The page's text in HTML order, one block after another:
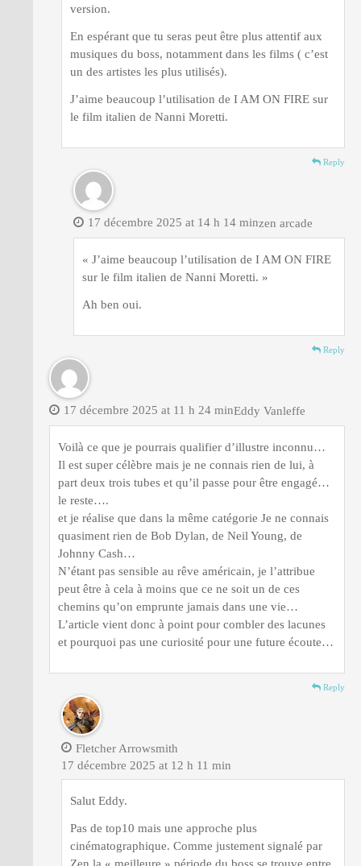
version.
En espérant que tu seras peut être plus attentif aux
musiques du boss, notamment dans les films ( c’est
un des artistes les plus utilisés).
J’aime beaucoup l’utilisation de I AM ON FIRE sur
le film italien de Nanni Moretti.
Reply
zen arcade
17 décembre 2025 at 14 h 14 min
« J’aime beaucoup l’utilisation de I AM ON FIRE
sur le film italien de Nanni Moretti. »
Ah ben oui.
Reply
Eddy Vanleffe
17 décembre 2025 at 11 h 24 min
Voilà ce que je pourrais qualifier d’illustre inconnu…
Il est super célèbre mais je ne connais rien de lui, à
part deux trois tubes et qu’il passe pour être engagé…
le reste….
et je réalise que dans la même catégorie Je ne connais
quasiment rien de Bob Dylan, de Neil Young, de
Johnny Cash…
N’étant pas sensible au rêve américain, je l’attribue
peut être à cela à moins que ce ne soit un de ces
chemins qu’on emprunte jamais dans une vie…
L’article vient donc à point pour combler des lacunes
et pourquoi pas une curiosité pour une future écoute…
Reply
Fletcher Arrowsmith
17 décembre 2025 at 12 h 11 min
Salut Eddy.
Pas de top10 mais une approche plus
cinématographique. Comme justement signalé par
Zen la « meilleure » période du boss se trouve entre